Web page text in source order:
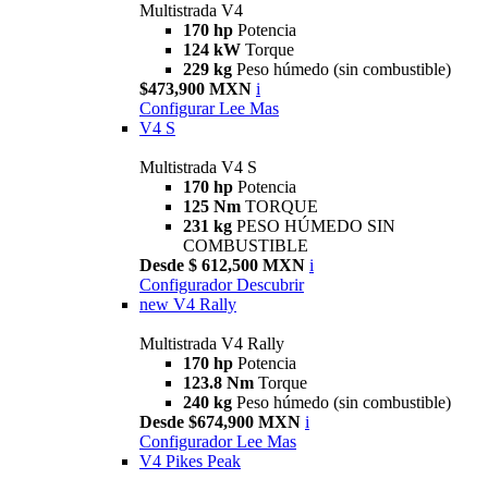
Multistrada V4
170 hp Potencia
124 kW Torque
229 kg Peso húmedo (sin combustible)
$473,900 MXN i
Configurar Lee Mas
V4 S
Multistrada V4 S
170 hp Potencia
125 Nm TORQUE
231 kg PESO HÚMEDO SIN
COMBUSTIBLE
Desde $ 612,500 MXN i
Configurador Descubrir
new V4 Rally
Multistrada V4 Rally
170 hp Potencia
123.8 Nm Torque
240 kg Peso húmedo (sin combustible)
Desde $674,900 MXN i
Configurador Lee Mas
V4 Pikes Peak